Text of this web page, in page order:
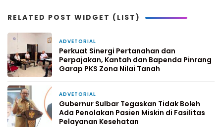
RELATED POST WIDGET (LIST)
ADVETORIAL
Perkuat Sinergi Pertanahan dan
Perpajakan, Kantah dan Bapenda Pinrang
Garap PKS Zona Nilai Tanah
ADVETORIAL
Gubernur Sulbar Tegaskan Tidak Boleh
Ada Penolakan Pasien Miskin di Fasilitas
Pelayanan Kesehatan